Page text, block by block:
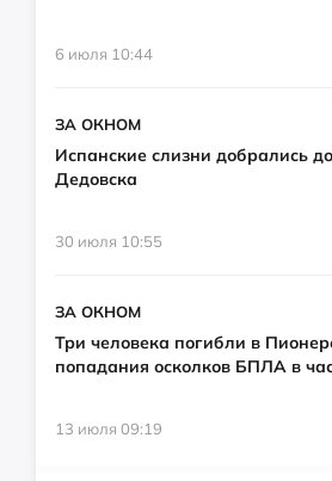
6 июля 10:44
ЗА ОКНОМ
Испанские слизни добрались
Дедовска
30 июля 10:55
ЗА ОКНОМ
Три человека погибли в
попадания осколков БПЛА в
13 июля 09:19